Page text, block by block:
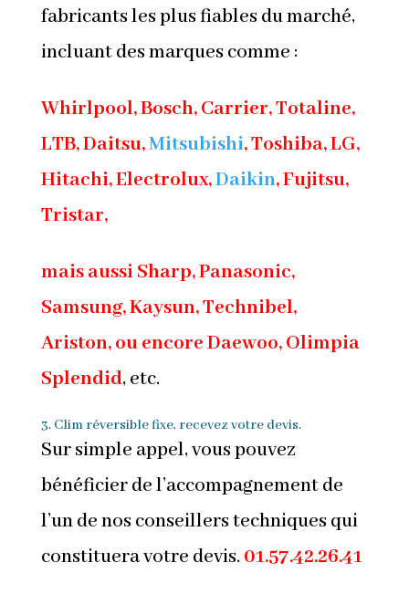
fabricants les plus fiables du marché,
incluant des marques comme :
Whirlpool, Bosch, Carrier, Totaline,
LTB, Daitsu,Mitsubishi, Toshiba, LG,
Hitachi, Electrolux,Daikin, Fujitsu,
Tristar,
mais aussi Sharp, Panasonic,
Samsung, Kaysun, Technibel,
Ariston, ou encore Daewoo, Olimpia
Splendid, etc.
3. Clim réversible fixe, recevez votre devis.
Sur simple appel, vous pouvez
bénéficier de l’accompagnement de
l’un de nos conseillers techniques qui
constituera votre devis. 01.57.42.26.41